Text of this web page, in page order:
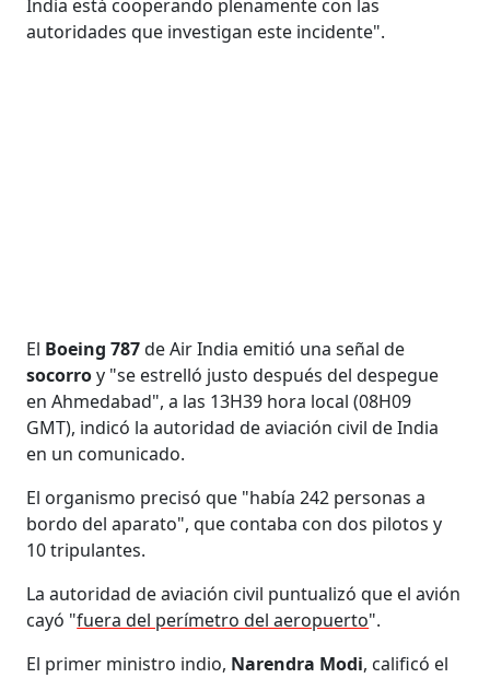
India está cooperando plenamente con las
autoridades que investigan este incidente".
El Boeing 787de Air India emitió una señal de
socorroy "se estrelló justo después del despegue
en Ahmedabad", a las 13H39 hora local (08H09
GMT), indicó la autoridad de aviación civil de India
en un comunicado.
El organismo precisó que "había 242 personas a
bordo del aparato", que contaba con dos pilotos y
10 tripulantes.
La autoridad de aviación civil puntualizó que el avión
cayó "fuera del perímetro del aeropuerto".
El primer ministro indio, Narendra Modi, calificó el